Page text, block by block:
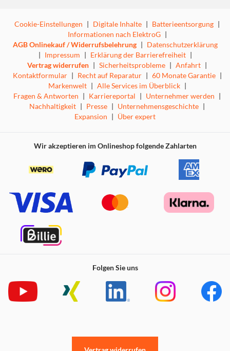
Machen Sie Ihre Reinigung intelligenter, einfacher und
gründlicher – mit Roborock!
Cookie-Einstellungen | Digitale Inhalte | Batterieentsorgung |
Informationen nach ElektroG |
AGB Onlinekauf / Widerrufsbelehrung | Datenschutzerklärung
| Impressum | Erklärung der Barrierefreiheit |
Vertrag widerrufen | Sicherheitsprobleme | Anfahrt |
Kontaktformular | Recht auf Reparatur | 60 Monate Garantie |
Markenwelt | Alle Services im Überblick |
Fragen & Antworten | Karriereportal | Unternehmer werden |
Nachhaltigkeit | Presse | Unternehmensgeschichte |
Expansion | Über expert
Wir akzeptieren im Onlineshop folgende Zahlarten
Folgen Sie uns